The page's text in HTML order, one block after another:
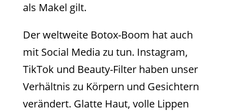
als Makel gilt.
Der weltweite Botox-Boom hat auch
mit Social Media zu tun. Instagram,
TikTok und Beauty-Filter haben unser
Verhältnis zu Körpern und Gesichtern
verändert. Glatte Haut, volle Lippen